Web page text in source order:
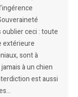
ceci : toute
extérieure
sont à
à un chien
est aussi